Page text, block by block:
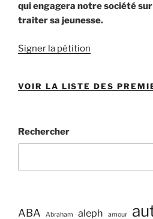
qui engagera notre société
traiter sa jeunesse.
Signer la pétition
VOIR LA LISTE DES
Rechercher
ABA Abraham aleph amour